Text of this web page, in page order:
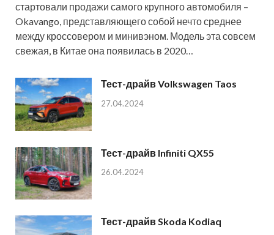
стартовали продажи самого крупного автомобиля –
Okavango, представляющего собой нечто среднее
между кроссовером и минивэном. Модель эта совсем
свежая, в Китае она появилась в 2020…
Тест-драйв Volkswagen Taos
27.04.2024
Тест-драйв Infiniti QX55
26.04.2024
Тест-драйв Skoda Kodiaq